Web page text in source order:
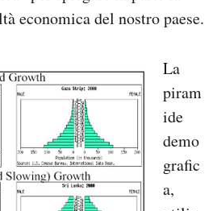
economica del nostro paese.
La
piram
ide
demo
grafic
a,